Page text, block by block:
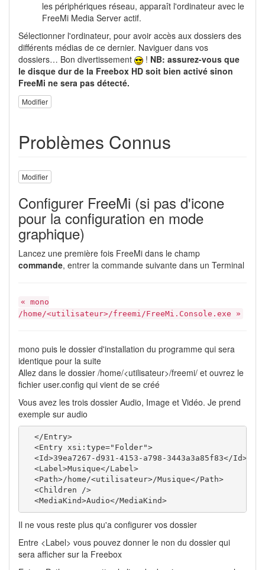
les périphériques réseau, apparaît l'ordinateur avec le
FreeMi Media Server actif.
Sélectionner l'ordinateur, pour avoir accès aux dossiers des
différents médias de ce dernier. Naviguer dans vos
dossiers… Bon divertissement
! NB: assurez-vous que
le disque dur de la Freebox HD soit bien activé sinon
FreeMi ne sera pas détecté.
Modifier
Problèmes Connus
Modifier
Configurer FreeMi (si pas d'icone
pour la configuration en mode
graphique)
Lancez une première fois FreeMi dans le champ
commande, entrer la commande suivante dans un Terminal
« mono
/home/<utilisateur>/freemi/FreeMi.Console.exe »
mono puis le dossier d'installation du programme qui sera
identique pour la suite
Allez dans le dossier /home/<utilisateur>/freemi/ et ouvrez le
fichier user.config qui vient de se créé
Vous avez les trois dossier Audio, Image et Vidéo. Je prend
exemple sur audio
  </Entry>
  <Entry xsi:type="Folder">
  <Id>39ea7267-d931-4153-a798-3443a3a85f83</Id>
  <Label>Musique</Label>
  <Path>/home/<utilisateur>/Musique</Path>
  <Children />
  <MediaKind>Audio</MediaKind>
Il ne vous reste plus qu'a configurer vos dossier
Entre <Label> vous pouvez donner le non du dossier qui
sera afficher sur la Freebox